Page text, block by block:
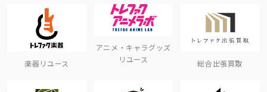
楽器リユース
アニメ・キャラグッズ
リユース
総合出張買取